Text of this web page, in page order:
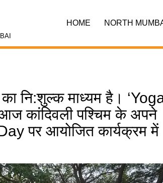
HOME NORTH
नि:शुल्क माध्यम है।
कांदिवली पश्चिम के अपने
पर आयोजित कार्यक्रम में